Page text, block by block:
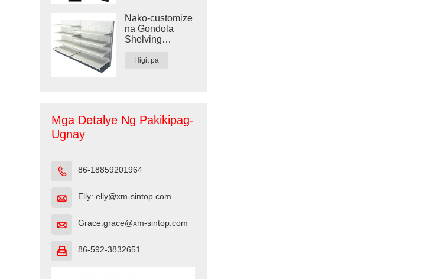
Nako-customize
na Gondola
Shelving
Mga Tindahan
Higit pa
Mga Detalye Ng Pakikipag-
Ugnay
 86-18859201964
 Elly: elly@xm-sintop.com
 Grace:grace@xm-sintop.com
 86-592-3832651